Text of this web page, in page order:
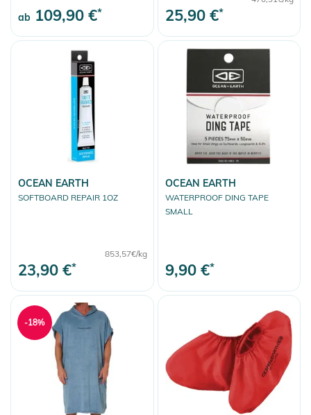
ab 109,90 €* 25,90 €*
OCEAN EARTH
SOFTBOARD REPAIR 1OZ
853,57€/kg
23,90 €*
OCEAN EARTH
WATERPROOF DING TAPE
SMALL
9,90 €*
-18%